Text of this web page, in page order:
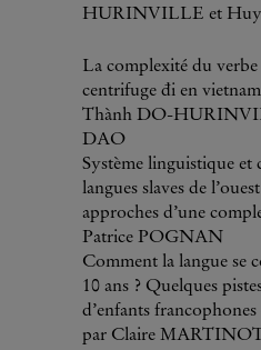
HURINVILLE et
La complexité du
centrifuge đi en
Thành DO-
DAO
Système linguistique et
langues slaves de
approches d’une
Patrice POGNAN
Comment la langue se
10 ans ? Quelques
d’enfants
par Claire